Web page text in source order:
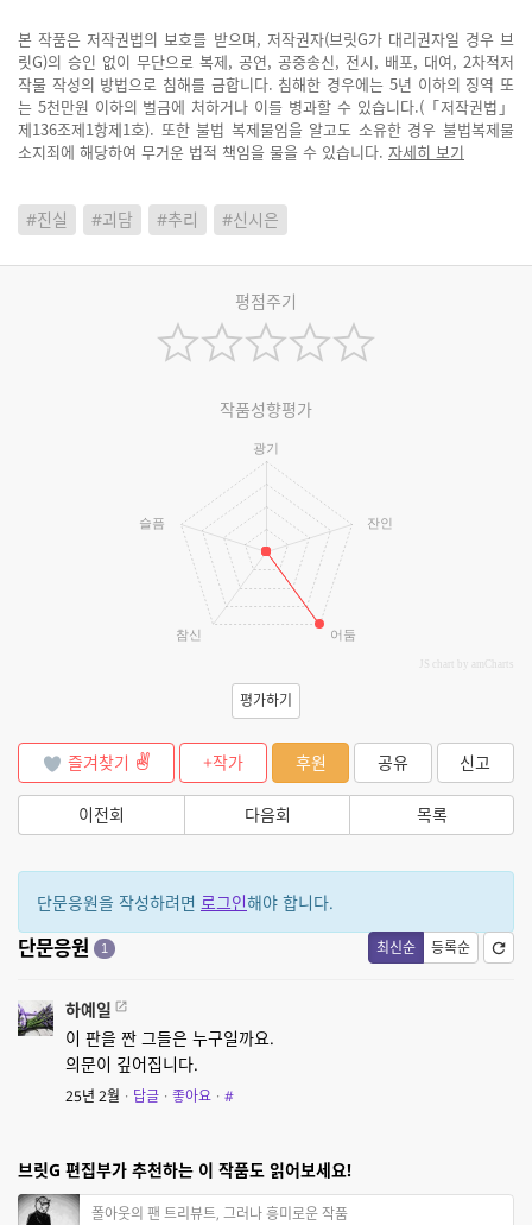
본 작품은 저작권법의 보호를 받으며, 저작권자(브릿G가 대리권자일 경우 브
릿G)의 승인 없이 무단으로 복제, 공연, 공중송신, 전시, 배포, 대여, 2차적저
작물 작성의 방법으로 침해를 금합니다. 침해한 경우에는 5년 이하의 징역 또
는 5천만원 이하의 벌금에 처하거나 이를 병과할 수 있습니다.(「저작권법」
제136조제1항제1호). 또한 불법 복제물임을 알고도 소유한 경우 불법복제물
소지죄에 해당하여 무거운 법적 책임을 물을 수 있습니다. 자세히 보기
#진실 #괴담 #추리 #신시은
평점주기
작품성향평가
광기
잔인
어둠
참신
슬픔
JS chart by amCharts
평가하기
즐겨찾기 +작가 후원 공유 신고
이전회 다음회 목록
단문응원을 작성하려면 로그인해야 합니다.
최신순 등록순
단문응원 1
하예일
이 판을 짠 그들은 누구일까요.
의문이 깊어집니다.
25년 2월 · 답글 · 좋아요 · #
브릿G 편집부가 추천하는 이 작품도 읽어보세요!
폴아웃의 팬 트리뷰트, 그러나 흥미로운 작품